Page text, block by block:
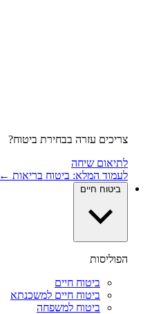
צריכים עזרה בבחירת ביטוח?
לתיאום שיחה
לעמוד המלא: ביטוח בריאות ←
ביטוח חיים
הפוליסות
ביטוח חיים
ביטוח חיים למשכנתא
ביטוח למשפחה